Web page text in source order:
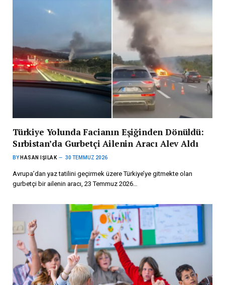
Türkiye Yolunda Facianın Eşiğinden Dönüldü:
Sırbistan’da Gurbetçi Ailenin Aracı Alev Aldı
BY HASAN IŞILAK 30 TEMMUZ 2026
Avrupa’dan yaz tatilini geçirmek üzere Türkiye’ye gitmekte olan
gurbetçi bir ailenin aracı, 23 Temmuz 2026…